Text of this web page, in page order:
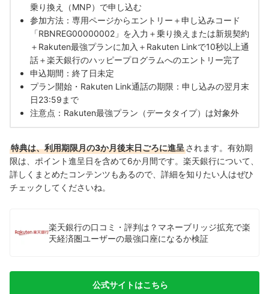
乗り換え（MNP）で申し込む
参加方法：専用ページからエントリー＋申し込みコード
「RBNREG00000002」を入力＋乗り換えまたは新規契約
＋Rakuten最強プランに加入＋Rakuten Linkで10秒以上通
話＋楽天銀行のハッピープログラムへのエントリー完了
申込期間：終了日未定
プラン開始・Rakuten Link通話の期限：申し込みの翌月末
日23:59まで
注意点：Rakuten最強プラン（データタイプ）は対象外
特典は、利用期限月の3か月後末日ごろに進呈されます。有効期
限は、 ポイント進呈日を含めて6か月間です。楽天銀行について、
詳しくまとめたコンテンツもあるので、詳細を知りたい人はぜひ
チェックしてくださいね。
楽天銀行の口コミ・評判は？マネーブリッジ拡充で楽
天経済圏ユーザーの最強口座になるか検証
公式サイトはこちら